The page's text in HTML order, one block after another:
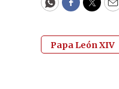
WhatsApp
Papa León XIV